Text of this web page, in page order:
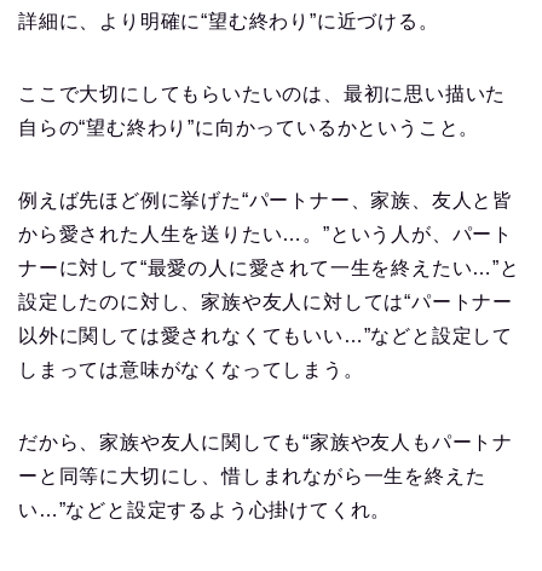
詳細に、より明確に“望む終わり”に近づける。
ここで大切にしてもらいたいのは、最初に思い描いた
自らの“望む終わり”に向かっているかということ。
例えば先ほど例に挙げた“パートナー、家族、友人と皆
から愛された人生を送りたい…。”という人が、パート
ナーに対して“最愛の人に愛されて一生を終えたい…”と
設定したのに対し、家族や友人に対しては“パートナー
以外に関しては愛されなくてもいい…”などと設定して
しまっては意味がなくなってしまう。
だから、家族や友人に関しても“家族や友人もパートナ
ーと同等に大切にし、惜しまれながら一生を終えた
い…”などと設定するよう心掛けてくれ。